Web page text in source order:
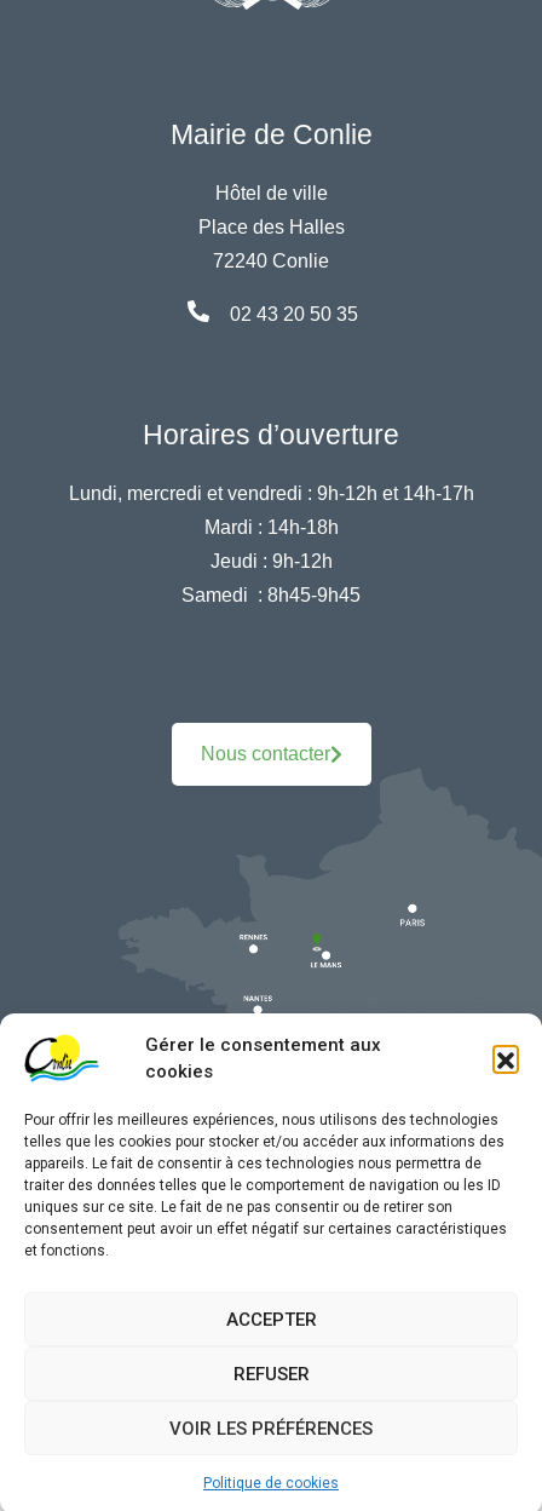
Gérer le consentement aux
cookies
Pour offrir les meilleures expériences, nous utilisons des technologies
telles que les cookies pour stocker et/ou accéder aux informations des
appareils. Le fait de consentir à ces technologies nous permettra de
traiter des données telles que le comportement de navigation ou les ID
uniques sur ce site. Le fait de ne pas consentir ou de retirer son
consentement peut avoir un effet négatif sur certaines caractéristiques
et fonctions.
ACCEPTER
REFUSER
VOIR LES PRÉFÉRENCES
Politique de cookies
Mairie de Conlie
Hôtel de ville
Place des Halles
72240 Conlie
02 43 20 50 35
Horaires d’ouverture
Lundi, mercredi et vendredi : 9h-12h et 14h-17h
Mardi : 14h-18h
Jeudi : 9h-12h
Samedi : 8h45-9h45
Nous contacter
Mentions légales
Traitement de données personnelles
(sites internet de collectivités &